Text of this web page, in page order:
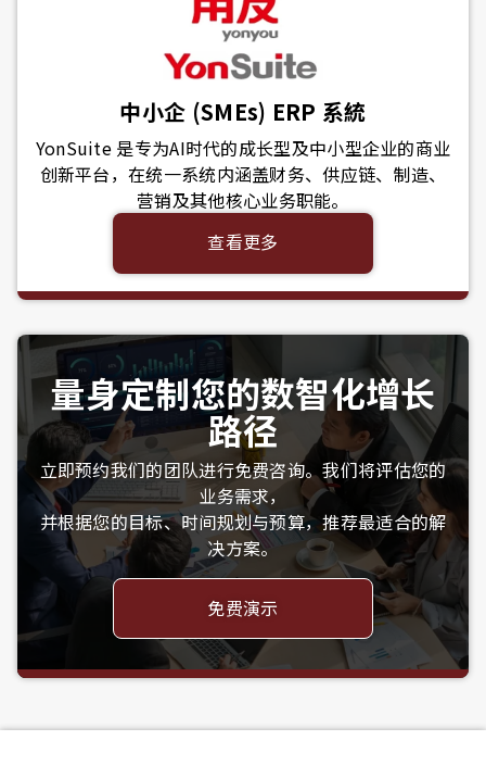
中小企 (SMEs) ERP 系統
YonSuite 是专为AI时代的成长型及中小型企业的商业
创新平台，在统一系统内涵盖财务、供应链、制造、
营销及其他核心业务职能。
查看更多
量身定制您的数智化增长
路径
立即预约我们的团队进行免费咨询。我们将评估您的
业务需求，
并根据您的目标、时间规划与预算，推荐最适合的解
决方案。
免费演示